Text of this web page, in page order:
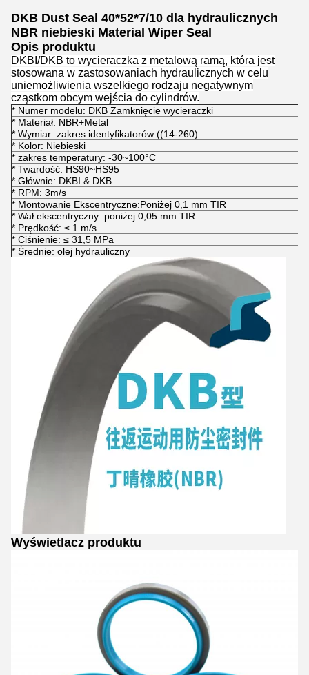
DKB Dust Seal 40*52*7/10 dla hydraulicznych
NBR niebieski Material Wiper Seal
Opis produktu
DKBI/DKB to wycieraczka z metalową ramą, która jest
stosowana w zastosowaniach hydraulicznych w celu
uniemożliwienia wszelkiego rodzaju negatywnym
cząstkom obcym wejścia do cylindrów.
* Numer modelu: DKB Zamknięcie wycieraczki
* Materiał: NBR+Metal
* Wymiar: zakres identyfikatorów ((14-260)
* Kolor: Niebieski
* zakres temperatury: -30~100°C
* Twardość: HS90~HS95
* Głównie: DKBI & DKB
* RPM: 3m/s
* Montowanie Ekscentryczne:Poniżej 0,1 mm TIR
* Wał ekscentryczny: poniżej 0,05 mm TIR
* Prędkość: ≤ 1 m/s
* Ciśnienie: ≤ 31,5 MPa
* Średnie: olej hydrauliczny
Wyświetlacz produktu